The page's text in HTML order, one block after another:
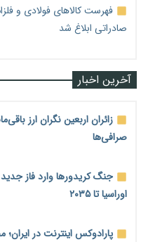
صادراتی ابلاغ شد
آخرین اخبار
زائران اربعین نگران ارز
صرافی‌ها
اوراسیا تا ۲۰۳۵
پارادوکس اینترنت در